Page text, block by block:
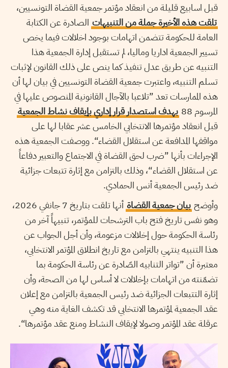
قبل اسابيع قليلة من انعقاد مؤتمر جمعية القضاة التونسيين،
تلقت هذه الأخيرة جملة من التنبيهات الصادرة عن الكتابة
العامة للحكومة تتضمن اتهامات بوجود اخلالات فيما يخص
تسيير الجمعية اداريا وماليا، لم تستقبل إدارة الجمعية هذا
التنبيه عن طريق عدل تنفيذ كما ينص على ذلك القانون لإثبات
تسلم التنبيه، واعتبرت جمعية القضاة التونسيين في بيان لها أن
هذه الممارسات تعد ”تلاعبا بالآجال القانونية المنصوص عليها في
المرسوم 88
بهدف استصدار قرار إداري بإيقاف نشاط الجمعية
قبل انعقاد مؤتمرها الانتخابي الخامس عشر عقابا لها على
مواقفها المدافعة عن استقلال القضاء“. ووصفت الجمعية هذه
الإجراءات بأنها ”ضرب لحق القضاة في الاجتماع والتعبير دفاعاً
عن استقلال القضاء“، وذلك بالتزامن مع إثارة تتبعات جزائية
ضد رئيس الجمعية أنس الحمادي.
وأوضح بيان جمعية القضاة
أنها تلقت بتاريخ 7 جانفي 2026،
وهو نفس تاريخ فتح باب الترشحات للمؤتمر، تنبيهاً آخر من
رئاسة الحكومة حول إخلالات مزعومة، وأن أجل الجواب عن
هذا التنبيه ينتهي بالتزامن مع تاريخ انطلاق المؤتمر الانتخابي،
معتبرة أن ”تواتر التنابيه الصّادرة عن رئاسة الحكومة بما
تضمّنته من اتهامات بإخلالات لا أساس لها من الصحة، وأن
إثارة التتبعات الجزائية ضد رئيس الجمعية بالتزامن مع إعلان
عقد الجمعية لمؤتمرها الانتخابي قد تكشف الغاية منه وهي
عرقلة عقد المؤتمر وصولا لإيقاف النشاط ومنع عقد مؤتمرها“.